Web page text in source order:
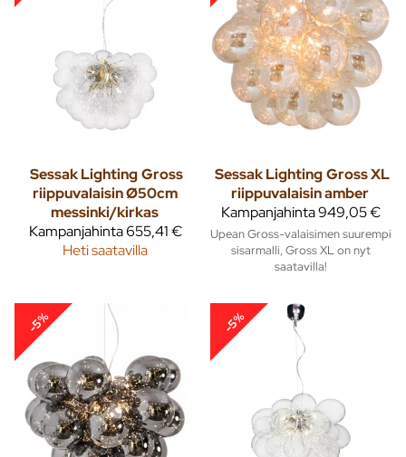
Sessak Lighting Gross
riippuvalaisin Ø50cm
messinki/kirkas
Kampanjahinta655,41 €
Heti saatavilla
Sessak Lighting Gross XL
riippuvalaisin amber
Kampanjahinta949,05 €
Upean Gross-valaisimen suurempi
sisarmalli, Gross XL on nyt
saatavilla!
-5% -5%